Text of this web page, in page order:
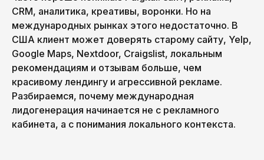
CRM, аналитика, креативы, воронки. Но на
международных рынках этого недостаточно. В
США клиент может доверять старому сайту, Yelp,
Google Maps, Nextdoor, Craigslist, локальным
рекомендациям и отзывам больше, чем
красивому лендингу и агрессивной рекламе.
Разбираемся, почему международная
лидогенерация начинается не с рекламного
кабинета, а с понимания локального контекста.